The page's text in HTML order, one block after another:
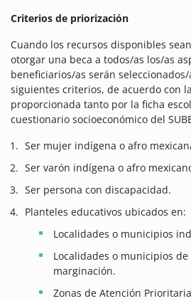
Criterios de priorización
Cuando los recursos disponibles
otorgar una beca a todos/as los/as
beneficiarios/as serán
siguientes criterios, de acuerdo con
proporcionada tanto por la ficha
cuestionario socioeconómico del
Ser mujer indígena o afro
Ser varón indígena o afro
Ser persona con discapacidad.
Planteles educativos ubicados en:
Localidades o municipios
Localidades o municipios
marginación.
Zonas de Atención